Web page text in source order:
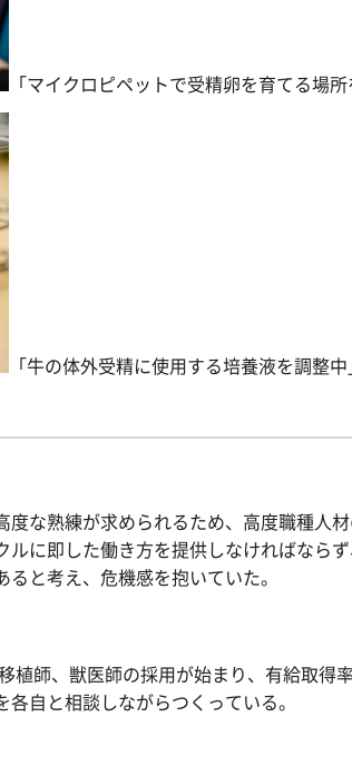
「マイクロピペットで受精卵を育てる場所
「牛の体外受精に使用する培養液を調整中
な熟練が求められるため、高度職種人
に即した働き方を提供しなければなら
と考え、危機感を抱いていた。
植師、獣医師の採用が始まり、有給取得
自と相談しながらつくっている。